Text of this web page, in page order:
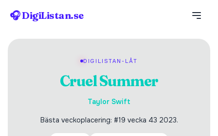
🎧 DigiListan.se
DIGILISTAN-LÅT
Cruel Summer
Taylor Swift
Bästa veckoplacering: #19 vecka 43 2023.